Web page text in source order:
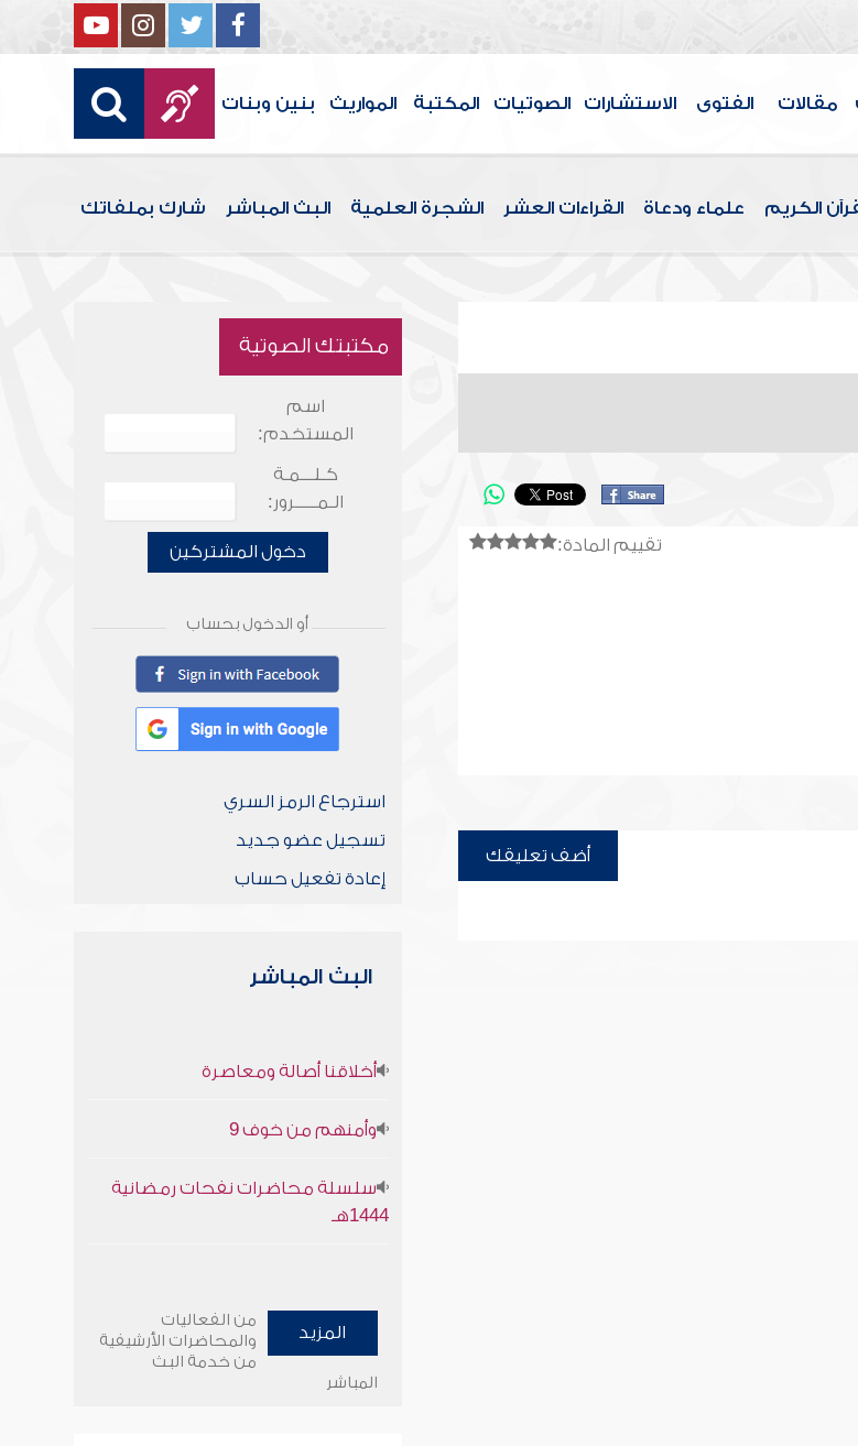
مقالات الفتوى الاستشارات الصوتيات المكتبة المواريث بنين وبنات
الكريم علماء ودعاة القراءات العشر الشجرة العلمية البث المباشر شارك بملفاتك
تقييم المادة:
أضف تعليقك
مكتبتك الصوتية
اسم
المستخدم:
كـلـــمـة
الـمـــــرور:
دخول المشتركين
أو الدخول بحساب
استرجاع الرمز السري
تسجيل عضو جديد
إعادة تفعيل حساب
البث المباشر
أخلاقنا أصالة ومعاصرة
وأمنهم من خوف 9
سلسلة محاضرات نفحات رمضانية
1444هـ
المزيد
من الفعاليات
والمحاضرات الأرشيفية
من خدمة البث
المباشر